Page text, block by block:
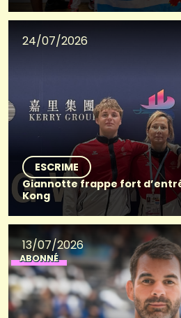
24/07/2026
ESCRIME
Giannotte frappe fort
Kong
13/07/2026
ABONNÉ